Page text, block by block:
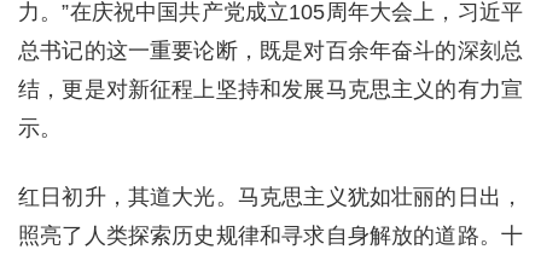
力。”在庆祝中国共产党成立105周年大会上，习近平
总书记的这一重要论断，既是对百余年奋斗的深刻总
结，更是对新征程上坚持和发展马克思主义的有力宣
示。
红日初升，其道大光。马克思主义犹如壮丽的日出，
照亮了人类探索历史规律和寻求自身解放的道路。十